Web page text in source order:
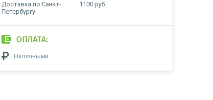
Доставка по Санкт-
Петербургу:
1100 руб.
ОПЛАТА:
Наличными